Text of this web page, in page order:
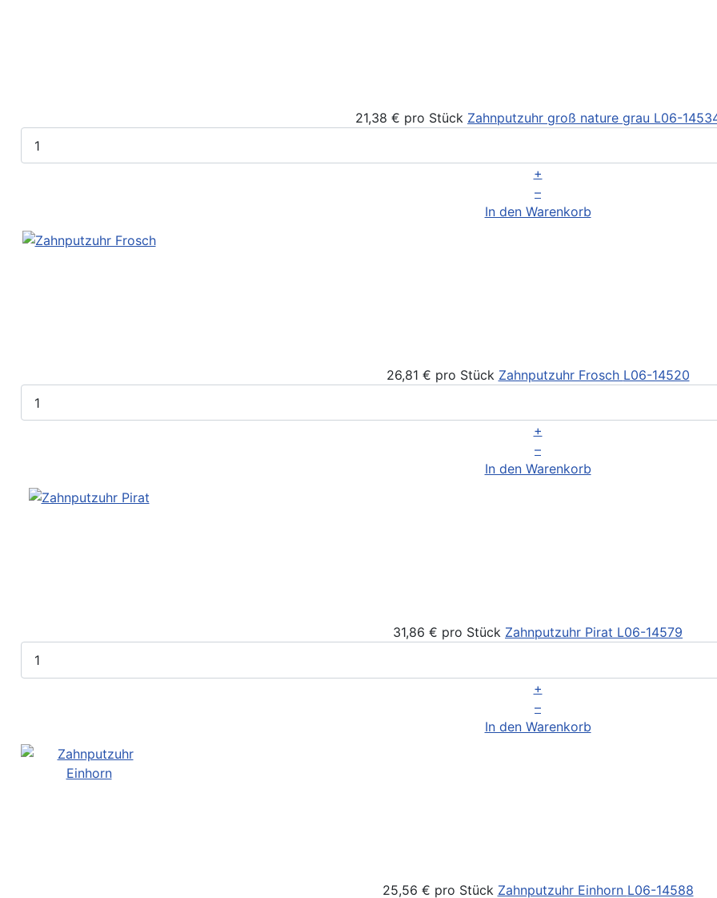
21,38 € pro Stück Zahnputzuhr groß nature grau L06-
+
–
In den Warenkorb
26,81 € pro Stück Zahnputzuhr Frosch L06-14520
+
–
In den Warenkorb
31,86 € pro Stück Zahnputzuhr Pirat L06-14579
+
–
In den Warenkorb
25,56 € pro Stück Zahnputzuhr Einhorn L06-14588